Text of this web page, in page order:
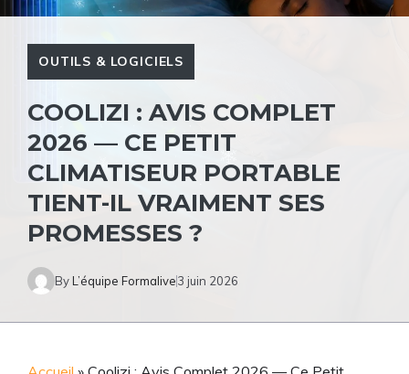
OUTILS & LOGICIELS
COOLIZI : AVIS COMPLET
2026 — CE PETIT
CLIMATISEUR PORTABLE
TIENT-IL VRAIMENT SES
PROMESSES ?
ByL’équipe Formalive3 juin 2026